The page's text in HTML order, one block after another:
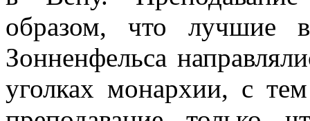
образом, что лучшие
Зонненфельса
уголках монархии, с